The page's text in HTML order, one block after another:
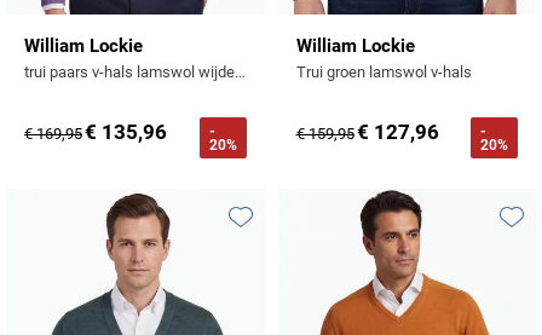
William Lockie
trui paars v-hals lamswol wijde fit
€ 169,95€ 135,96
-
20%
William Lockie
Trui groen lamswol v-hals
€ 159,95€ 127,96
-
20%
Toevoegen aan favorieten